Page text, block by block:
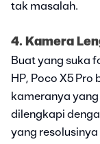
tak masalah.
4. Kamera
Buat yang suka
HP, Poco X5
kameranya
dilengkapi
yang